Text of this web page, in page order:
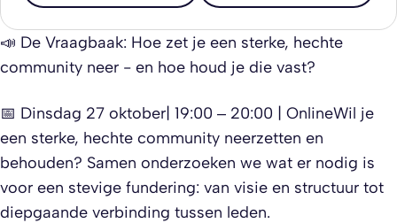
📣 De Vraagbaak: Hoe zet je een sterke, hechte
community neer - en hoe houd je die vast?​
📅 Dinsdag 27 oktober| 19:00 – 20:00 | Online​Wil je
een sterke, hechte community neerzetten en
behouden? Samen onderzoeken we wat er nodig is
voor een stevige fundering: van visie en structuur tot
diepgaande verbinding tussen leden.